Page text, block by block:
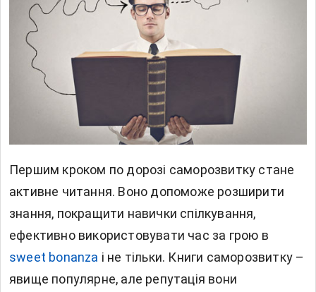
Першим кроком по дорозі саморозвитку стане
активне читання. Воно допоможе розширити
знання, покращити навички спілкування,
ефективно використовувати час за грою в
sweet bonanza і не тільки. Книги саморозвитку –
явище популярне, але репутація вони